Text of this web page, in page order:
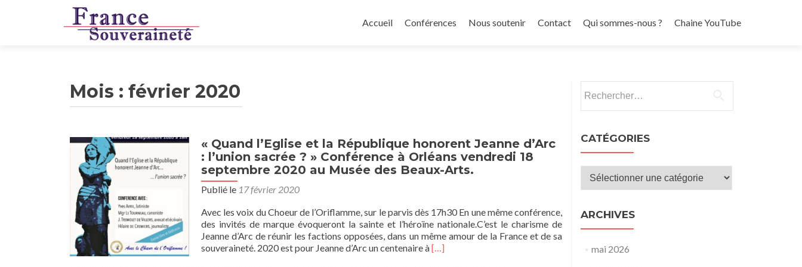
au
Accueil Conférences Nous soutenir Contact Qui sommes-nous ? Chaine YouTube
Mois : février 2020
« Quand l’Eglise et la République honorent Jeanne d’Arc
: l’union sacrée ? » Conférence à Orléans vendredi 18
septembre 2020 au Musée des Beaux-Arts.
Publié le 17 février 2020
Avec les voix du Choeur de l’Oriflamme, sur le parvis dès 17h30 En une même conférence,
des invités de marque évoqueront la sainte et l’héroïne nationale.C’est le charisme de
Jeanne d’Arc de réunir les factions opposées, dans un même amour de la France et de sa
souveraineté. 2020 est pour Jeanne d’Arc un centenaire àEn
[…]
CATÉGORIES
Catégories
ARCHIVES
mai 2026